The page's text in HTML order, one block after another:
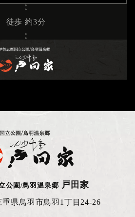
徒歩 約3分
公園/鳥羽温泉郷 戸田家
重県鳥羽市鳥羽1丁目24-26